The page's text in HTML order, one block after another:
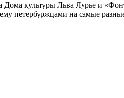
Дома культуры Льва Лурье и
петербуржцами на самые